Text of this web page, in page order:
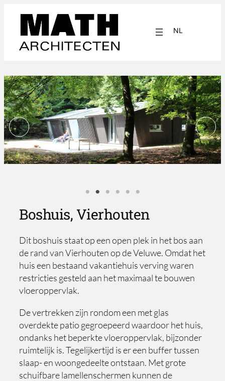
inhoud
NL
Boshuis, Vierhouten
Dit boshuis staat op een open plek in het bos aan
de rand van Vierhouten op de Veluwe. Omdat het
huis een bestaand vakantiehuis verving waren
restricties gesteld aan het maximaal te bouwen
vloeroppervlak.
De vertrekken zijn rondom een met glas
overdekte patio gegroepeerd waardoor het huis,
ondanks het beperkte vloeroppervlak, bijzonder
ruimtelijk is. Tegelijkertijd is er een buffer tussen
slaap- en woongedeelte ontstaan. Met grote
schuifbare lamellenschermen kunnen de